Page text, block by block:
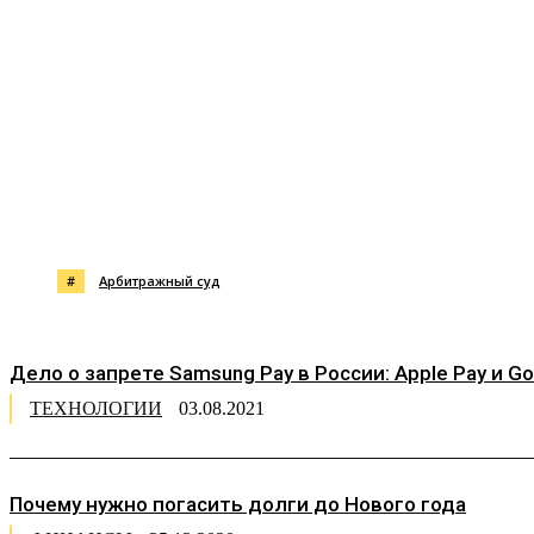
# Арбитражный суд
Дело о запрете Samsung Pay в России: Apple Pay и
ТЕХНОЛОГИИ 03.08.2021
Почему нужно погасить долги до Нового года